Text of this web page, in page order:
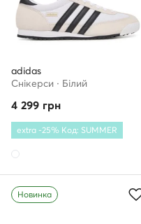
adidas
Снікерcи · Білий
4 299 грн
extra -25% Код: SUMMER
Новинка